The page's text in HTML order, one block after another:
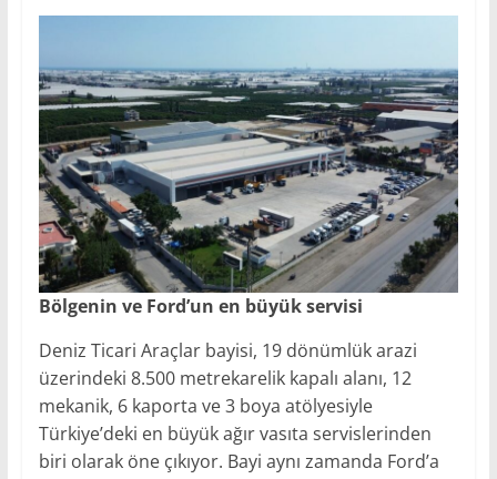
Bölgenin ve Ford’un en büyük servisi
Deniz Ticari Araçlar bayisi, 19 dönümlük arazi
üzerindeki 8.500 metrekarelik kapalı alanı, 12
mekanik, 6 kaporta ve 3 boya atölyesiyle
Türkiye’deki en büyük ağır vasıta servislerinden
biri olarak öne çıkıyor. Bayi aynı zamanda Ford’a